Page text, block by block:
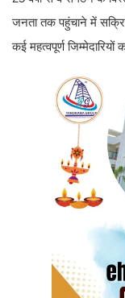
जनता तक पहुंचाने में
कई महत्वपूर्ण जिम्मेदारियों